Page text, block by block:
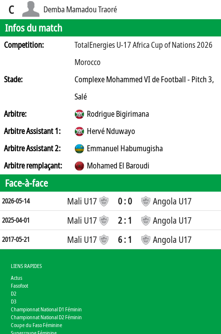
C Demba Mamadou Traoré
Infos du match
Competition:
TotalEnergies U-17 Africa Cup of Nations 2026
Morocco
Stade:
Complexe Mohammed VI de Football - Pitch 3,
Salé
Arbitre:
Rodrigue Bigirimana
Arbitre Assistant 1:
Hervé Nduwayo
Arbitre Assistant 2:
Emmanuel Habumugisha
Arbitre remplaçant:
Mohamed El Baroudi
Face-à-face
2026-05-14 Mali U17 0 : 0 Angola U17
2025-04-01 Mali U17 2 : 1 Angola U17
2017-05-21 Mali U17 6 : 1 Angola U17
LIENS RAPIDES
Actus
Fasofoot
D2
D3
Championnat National D1 Féminin
Championnat National D2 Féminin
Coupe du Faso Féminine